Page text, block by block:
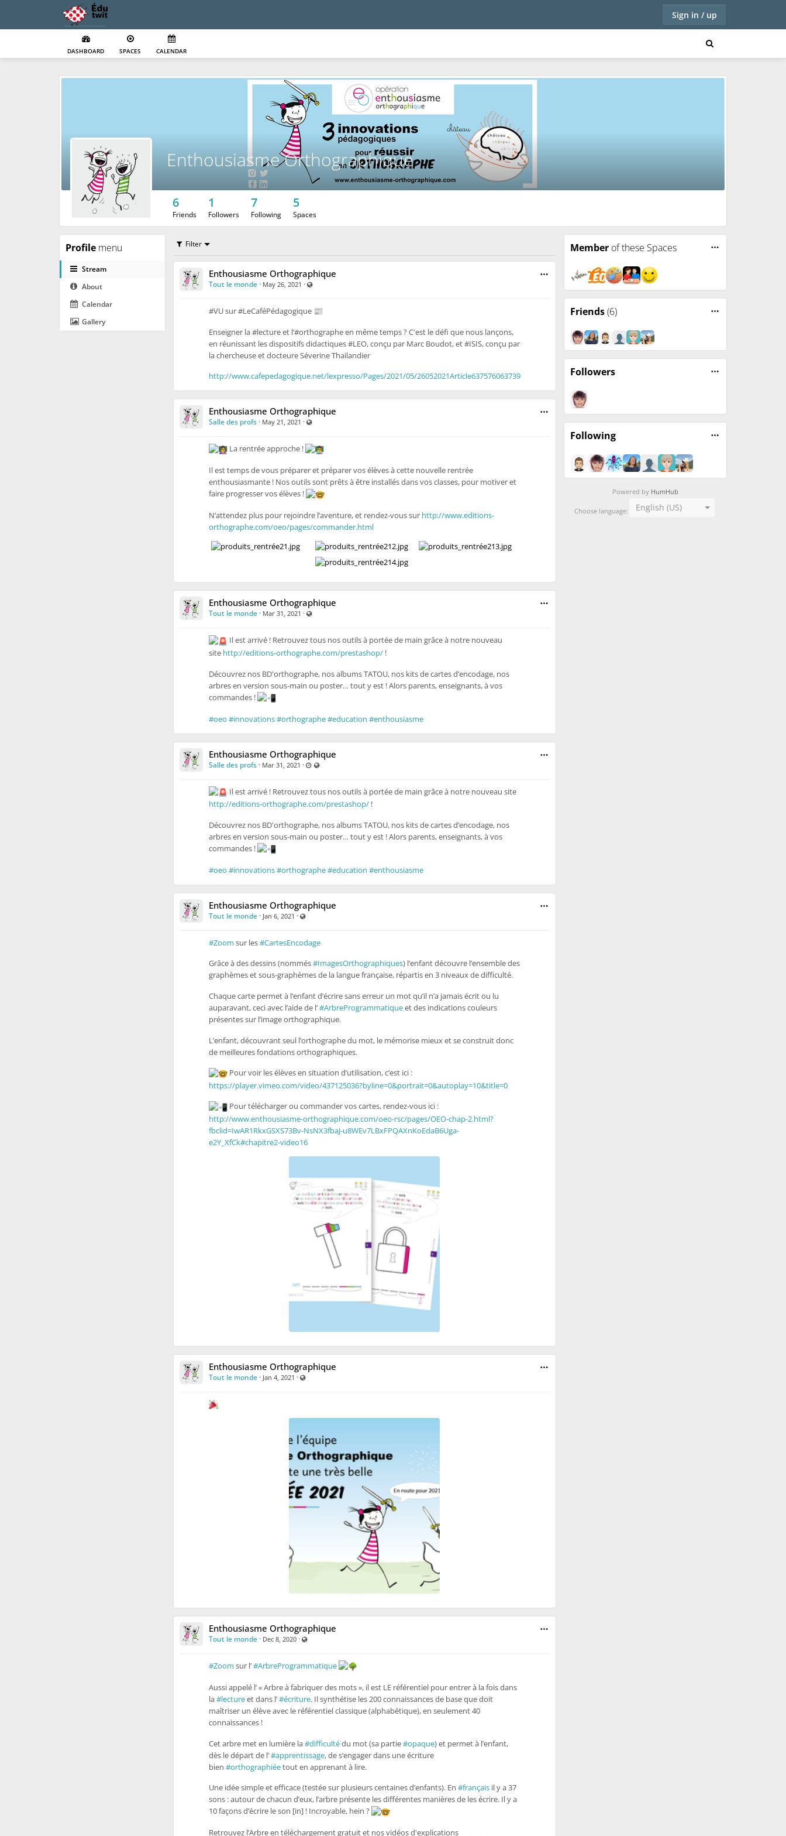
Sign in / up
DASHBOARD SPACES CALENDAR
Enthousiasme Orthographique
6
Friends
1
Followers
7
Following
5
Spaces
Profile menu
Stream
About
Calendar
Gallery
Filter
Enthousiasme Orthographique
Tout le monde · May 26, 2021 ·
#VU sur #LeCaféPédagogique 📰
Enseigner la #lecture et l’#orthographe en même temps ? C'est le défi que nous lançons,
en réunissant les dispositifs didactiques #LEO, conçu par Marc Boudot, et #ISIS, conçu par
la chercheuse et docteure Séverine Thailandier
http://www.cafepedagogique.net/lexpresso/Pages/2021/05/26052021Article637576063739848253.aspx
Enthousiasme Orthographique
Salle des profs · May 21, 2021 ·
La rentrée approche !
Il est temps de vous préparer et préparer vos élèves à cette nouvelle rentrée
enthousiasmante ! Nos outils sont prêts à être installés dans vos classes, pour motiver et
faire progresser vos élèves !
N’attendez plus pour rejoindre l’aventure, et rendez-vous sur http://www.editions-
orthographe.com/oeo/pages/commander.html
Enthousiasme Orthographique
Tout le monde · Mar 31, 2021 ·
Il est arrivé ! Retrouvez tous nos outils à portée de main grâce à notre nouveau
site http://editions-orthographe.com/prestashop/ !
Découvrez nos BD'orthographe, nos albums TATOU, nos kits de cartes d’encodage, nos
arbres en version sous-main ou poster… tout y est ! Alors parents, enseignants, à vos
commandes !
#oeo #innovations#orthographe#education #enthousiasme
Enthousiasme Orthographique
Salle des profs · Mar 31, 2021 · Last updated Mar 31, 2021 - 8:34 AM
Il est arrivé ! Retrouvez tous nos outils à portée de main grâce à notre nouveau site
http://editions-orthographe.com/prestashop/ !
Découvrez nos BD'orthographe, nos albums TATOU, nos kits de cartes d’encodage, nos
arbres en version sous-main ou poster… tout y est ! Alors parents, enseignants, à vos
commandes !
#oeo #innovations#orthographe#education #enthousiasme
Enthousiasme Orthographique
Tout le monde · Jan 6, 2021 ·
#Zoom sur les#CartesEncodage
Grâce à des dessins (nommés#ImagesOrthographiques) l’enfant découvre l’ensemble des
graphèmes et sous-graphèmes de la langue française, répartis en 3 niveaux de difficulté.
Chaque carte permet à l’enfant d’écrire sans erreur un mot qu’il n’a jamais écrit ou lu
auparavant, ceci avec l’aide de l’#ArbreProgrammatiqueet des indications couleurs
présentes sur l’image orthographique.
L’enfant, découvrant seul l’orthographe du mot, le mémorise mieux et se construit donc
de meilleures fondations orthographiques.
Pour voir les élèves en situation d’utilisation, c’est ici :
https://player.vimeo.com/video/437125036?byline=0&portrait=0&autoplay=10&title=0
Pour télécharger ou commander vos cartes, rendez-vous ici :
http://www.enthousiasme-orthographique.com/oeo-rsc/pages/OEO-chap-2.html?
fbclid=IwAR1RkxGSXS73Bv-NsNX3fbaJ-u8WEv7LBxFPQAXnKoEdaB6Uga-
e2Y_XfCk#chapitre2-video16
Enthousiasme Orthographique
Tout le monde · Jan 4, 2021 ·
Enthousiasme Orthographique
Tout le monde · Dec 8, 2020 ·
#Zoom sur l’#ArbreProgrammatique
Aussi appelé l’ « Arbre à fabriquer des mots », il est LE référentiel pour entrer à la fois dans
la#lectureet dans l’#écriture. Il synthétise les 200 connaissances de base que doit
maîtriser un élève avec le référentiel classique (alphabétique), en seulement 40
connaissances !
Cet arbre met en lumière la#difficultédu mot (sa partie#opaque) et permet à l’enfant,
dès le départ de l’#apprentissage, de s’engager dans une écriture
bien #orthographiéetout en apprenant à lire.
Une idée simple et efficace (testée sur plusieurs centaines d’enfants). En #français il y a 37
sons : autour de chacun d’eux, l’arbre présente les différentes manières de les écrire. Il y a
10 façons d’écrire le son [in] ! Incroyable, hein ?
Retrouvez l’Arbre en téléchargement gratuit et nos vidéos d'explications
Memberof these Spaces
Friends(6)
Followers
Following
Powered by HumHub
Choose language: English (US)